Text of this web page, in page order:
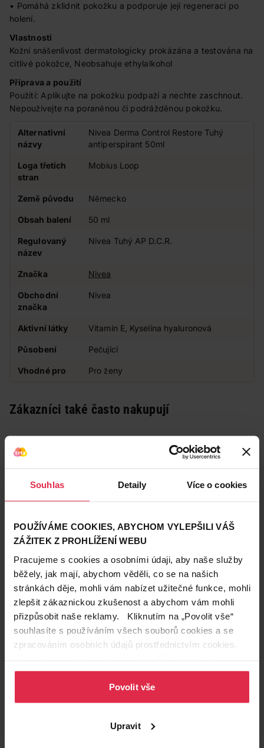
Souhlas Detaily Více o cookies
POUŽÍVÁME COOKIES, ABYCHOM VYLEPŠILI VÁŠ
ZÁŽITEK Z PROHLÍŽENÍ WEBU
Pracujeme s cookies a osobními údaji, aby naše služby
běžely, jak mají, abychom věděli, co se na našich
stránkách děje, mohli vám nabízet užitečné funkce, mohli
zlepšit zákaznickou zkušenost a abychom vám mohli
přizpůsobit naše reklamy. Kliknutím na „Povolit vše“
souhlasíte s používáním všech souborů cookies a se
zpracováním osobních údajů prostřednictvím cookies.
osobních údajů.
Povolit vše
Upravit
• Pomáhá zklidnit pokožku a podporuje její regeneraci po
holení.
Vlastnosti
Kožní snášenlivost dermatologicky prokázána a testována na
citlivé pokožce, Neobsahuje ethylalkohol
Příprava a použití
Použití: Aplikujte na pokožku podpaží a nechte zaschnout.
Nepoužívejte na poraněnou či podrážděnou pokožku.
Alternativní
názvy
Nivea Derma Control Restore Tuhý
antiperspirant 50ml
Loga třetích
stran
Mobius Loop
Země původu Německo
Obsah balení 50 ml
Regulovaný
název
Nivea Tuhý AP D.C.R.
Značka Nivea
Obchodní
značka
Nivea
Aktivní látky Vitamin E, Kyselina hyaluronová
Působení Pečující
Vhodné pro Pro ženy
Zákazníci také často nakupují
Podobné produkty